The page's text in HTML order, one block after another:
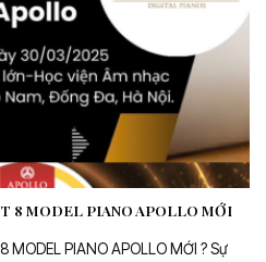
8 MODEL PIANO APOLLO MỚI
MODEL PIANO APOLLO MỚI ? Sự